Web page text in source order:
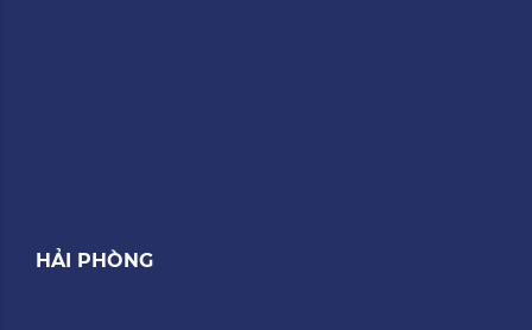
HẢI PHÒNG